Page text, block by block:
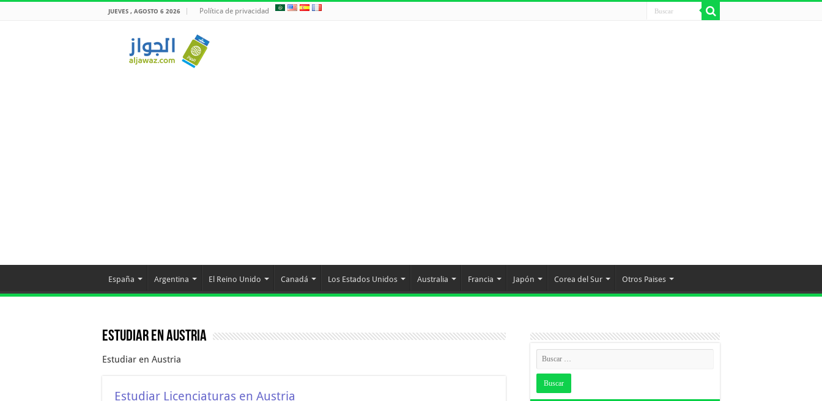
JUEVES , AGOSTO 6 2026 Política de privacidad
España Argentina El Reino Unido Canadá Los Estados Unidos Australia Francia Japón Corea del Sur Otros Paises
Estudiar en Austria
Estudiar en Austria
Estudiar Licenciaturas en Austria